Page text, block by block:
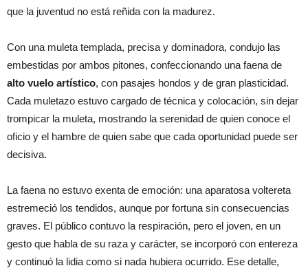
que la juventud no está reñida con la madurez.
Con una muleta templada, precisa y dominadora, condujo las
embestidas por ambos pitones, confeccionando una faena de
alto vuelo artístico, con pasajes hondos y de gran plasticidad.
Cada muletazo estuvo cargado de técnica y colocación, sin dejar
trompicar la muleta, mostrando la serenidad de quien conoce el
oficio y el hambre de quien sabe que cada oportunidad puede ser
decisiva.
La faena no estuvo exenta de emoción: una aparatosa voltereta
estremeció los tendidos, aunque por fortuna sin consecuencias
graves. El público contuvo la respiración, pero el joven, en un
gesto que habla de su raza y carácter, se incorporó con entereza
y continuó la lidia como si nada hubiera ocurrido. Ese detalle,